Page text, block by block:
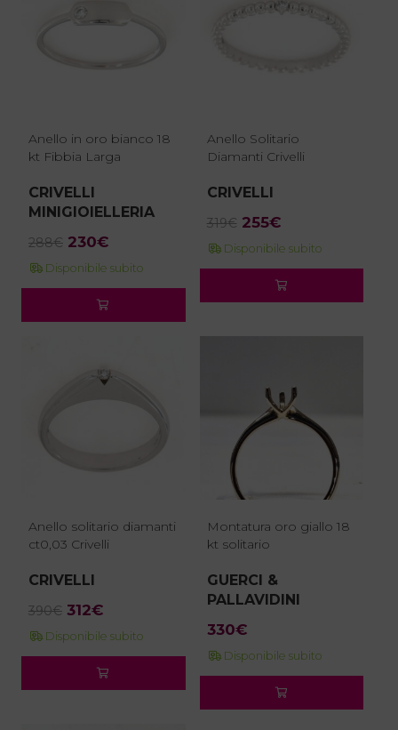
Anello in oro bianco 18
kt Fibbia Larga
CRIVELLI
MINIGIOIELLERIA
288€ Il
prezzo
288€.
230€
prezzo
230€.
Disponibile subito
Anello Solitario
Diamanti Crivelli
CRIVELLI
319€ Il
prezzo
319€.
255€Il
prezzo
è:
255€.
Disponibile subito
Anello solitario diamanti
ct0,03 Crivelli
CRIVELLI
390€ Il
prezzo
390€.
312€
prezzo
è:
312€.
Disponibile subito
Montatura oro giallo 18
kt solitario
GUERCI &
PALLAVIDINI
330€
Disponibile subito